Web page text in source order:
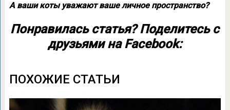
А ваши коты уважают ваше личное пространство?
Понравилась статья? Поделитесь с
друзьями на Facebook:
ПОХОЖИЕ СТАТЬИ